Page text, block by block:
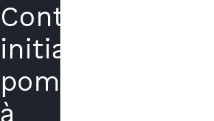
Contrat
initial
pompe
à